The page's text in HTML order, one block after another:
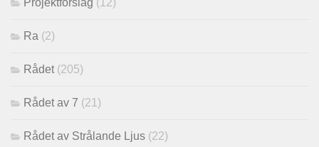
Projektförslag (12)
Ra (2)
Rådet (205)
Rådet av 7 (21)
Rådet av Strålande Ljus (22)